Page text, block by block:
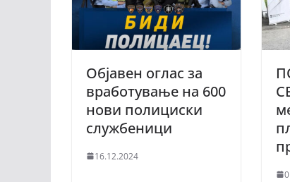
Објавен оглас за
вработување на 600
нови полициски
службеници
16.12.2024